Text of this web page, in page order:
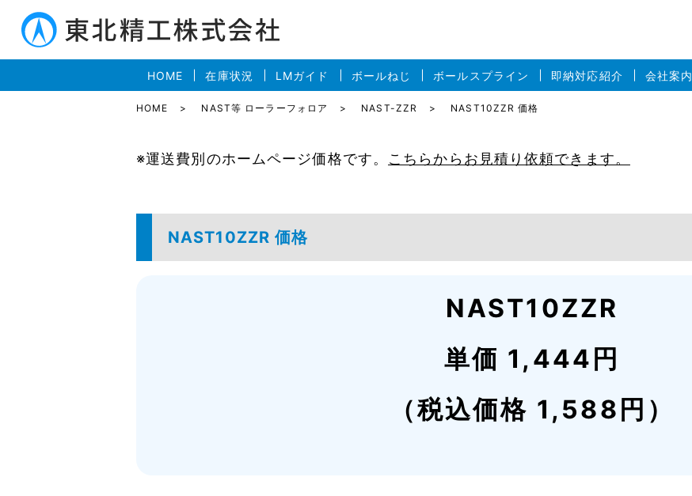
HOME 在庫状況 LMガイド ボールねじ ボールスプライン 即納対応紹介 会社案内
HOME NAST等 ローラーフォロア NAST-ZZR NAST10ZZR 価格
※運送費別のホームページ価格です。 こちらからお見積り依頼できます。
NAST10ZZR 価格
NAST10ZZR
単価 1,444円
（税込価格 1,588円）